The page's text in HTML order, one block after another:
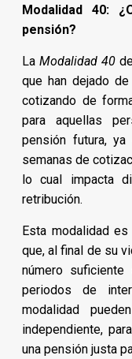
Modalidad 40:
pensión?
La Modalidad 40
que han dejado
cotizando de
para aquellas
pensión futura,
semanas de
lo cual impacta
retribución.
Esta modalidad
que, al final de su
número
periodos de
modalidad
independiente,
una pensión justa